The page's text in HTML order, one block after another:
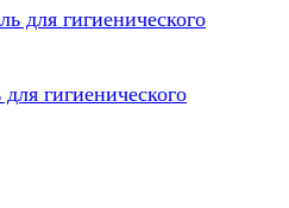
гигиенического